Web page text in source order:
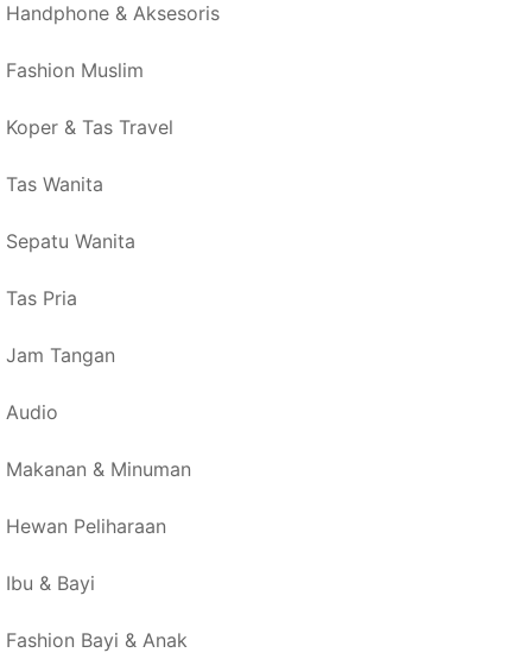
Handphone & Aksesoris
Fashion Muslim
Koper & Tas Travel
Tas Wanita
Sepatu Wanita
Tas Pria
Jam Tangan
Audio
Makanan & Minuman
Hewan Peliharaan
Ibu & Bayi
Fashion Bayi & Anak